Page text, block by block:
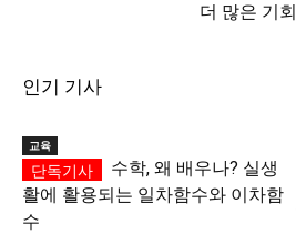
더 많은 기회
인기 기사
교육
수학, 왜 배우나? 실생
활에 활용되는 일차함수와 이차함
수